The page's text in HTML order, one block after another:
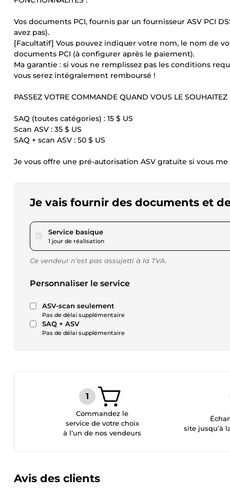
Vos documents PCI, fournis par un fournisseur ASV PCI
avez pas).
[Facultatif] Vous pouvez indiquer votre nom, le nom de
documents PCI (à configurer après le paiement).
Ma garantie : si vous ne remplissez pas les conditions
vous serez intégralement remboursé !
PASSEZ VOTRE COMMANDE QUAND VOUS LE
SAQ (toutes catégories) : 15 $ US
Scan ASV : 35 $ US
SAQ + scan ASV : 50 $ US
Je vous offre une pré-autorisation ASV gratuite si vous
Je vais fournir des documents et
Service basiquepour 15,00 $US
1 jour de réalisation
Ce vendeur n’est pas assujetti à la TVA.
Personnaliser le service
ASV-scan seulement
Pas de délai supplémentaire
SAQ + ASV
Pas de délai supplémentaire
Commandez le
service de votre choix
à l’un de nos vendeurs
site jusqu’à
Avis des clients